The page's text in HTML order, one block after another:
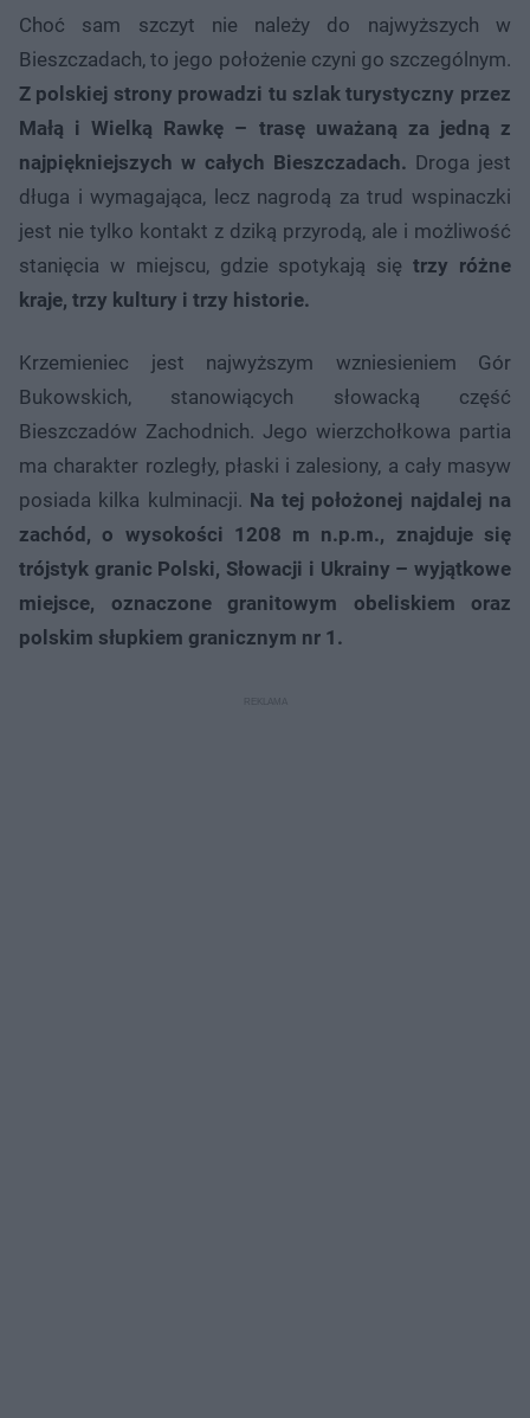
Choć sam szczyt nie należy do najwyższych w
Bieszczadach, to jego położenie czyni go szczególnym.
Z polskiej strony prowadzi tu szlak turystyczny przez
Małą i Wielką Rawkę – trasę uważaną za jedną z
najpiękniejszych w całych Bieszczadach. Droga jest
długa i wymagająca, lecz nagrodą za trud wspinaczki
jest nie tylko kontakt z dziką przyrodą, ale i możliwość
stanięcia w miejscu, gdzie spotykają siętrzy różne
kraje, trzy kultury i trzy historie.
Krzemieniec jest najwyższym wzniesieniem Gór
Bukowskich, stanowiących słowacką część
Bieszczadów Zachodnich. Jego wierzchołkowa partia
ma charakter rozległy, płaski i zalesiony, a cały masyw
posiada kilka kulminacji. Na tej położonej najdalej na
zachód, o wysokości 1208 m n.p.m., znajduje się
trójstyk granic Polski, Słowacji i Ukrainy – wyjątkowe
miejsce, oznaczone granitowym obeliskiem oraz
polskim słupkiem granicznym nr 1.